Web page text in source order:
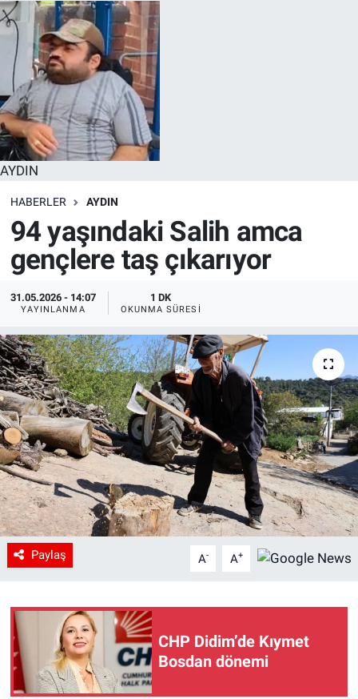
AYDIN
HABERLER AYDIN
94 yaşındaki Salih amca
gençlere taş çıkarıyor
31.05.2026 - 14:07
YAYINLANMA
1 DK
OKUNMA SÜRESI
Paylaş A- A+
CHP Didim’de Kıymet
Bosdan dönemi